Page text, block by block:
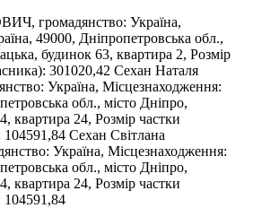
громадянство: Україна,
49000, Дніпропетровська обл.,
будинок 63, квартира 2, Розмір
301020,42 Сехан Наталя
Україна, Місцезнаходження:
обл., місто Дніпро,
квартира 24, Розмір частки
Сехан Світлана
Україна, Місцезнаходження:
обл., місто Дніпро,
квартира 24, Розмір частки
104591,84